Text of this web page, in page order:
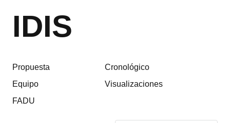
IDIS
Propuesta
Equipo
FADU
Cronológico
Visualizaciones